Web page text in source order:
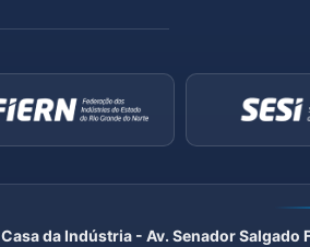
Casa da Indústria - Av. Senador